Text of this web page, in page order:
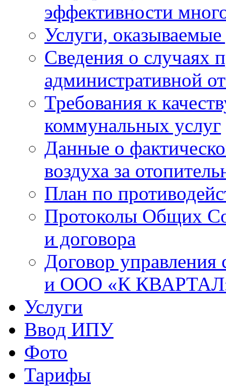
эффективности
Услуги,
Сведения о случаях
административной
Требования к
коммунальных услуг
Данные о
воздуха за
План по
Протоколы Общих
и договора
Договор управления
и ООО «К
Услуги
Ввод ИПУ
Фото
Тарифы